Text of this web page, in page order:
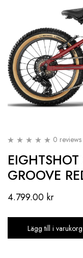
0 reviews
GROOVE
4.799.00 kr
Lägg till i varukorg